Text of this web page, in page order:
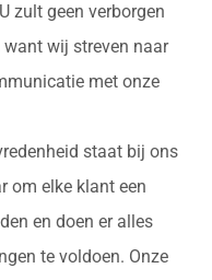
zult geen verborgen
wij streven naar
met onze
staat bij ons
om elke klant een
en doen er alles
te voldoen. Onze